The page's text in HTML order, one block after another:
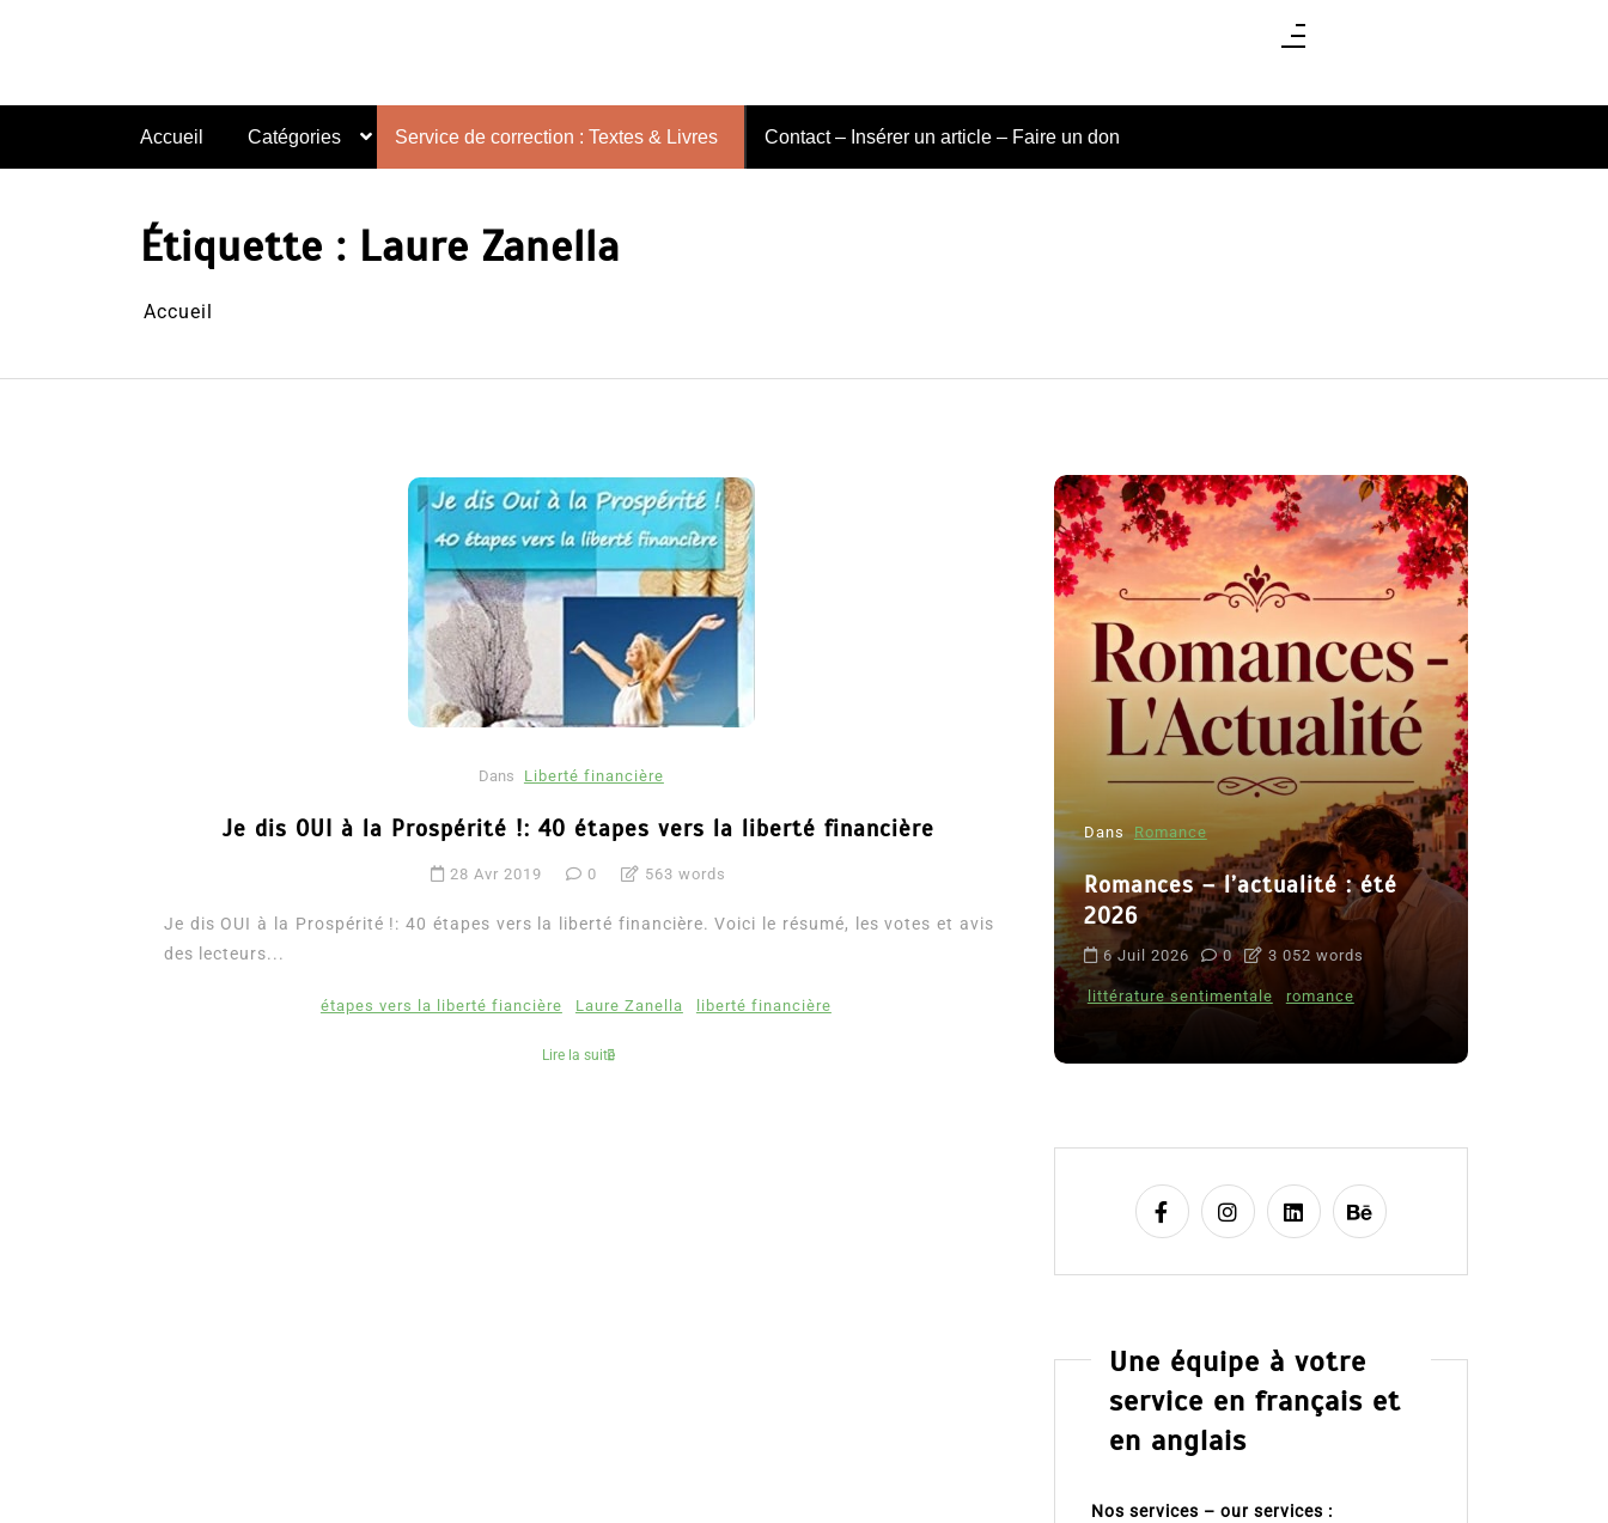
Accueil Catégories Service de correction : Textes & Livres Contact – Insérer un article – Faire un don
Étiquette : Laure Zanella
Accueil
Dans Liberté financière
Je dis OUI à la Prospérité !: 40 étapes vers la liberté financière
28 Avr 2019 0 563 words
Je dis OUI à la Prospérité !: 40 étapes vers la liberté financière. Voici le résumé, les votes et avis
des lecteurs...
étapes vers la liberté fiancière Laure Zanella liberté financière
Lire la suite
Dans Romance
Romances – l’actualité : été
2026
6 Juil 2026
littérature sentimentale romance
8 Juil 2026 0
Dans Romance
Romances – l’actualité : été
2026
6 Juil 2026 0 3 052 words
littérature sentimentale romance
Une équipe à votre
service en français et
en anglais
Nos services – our services :